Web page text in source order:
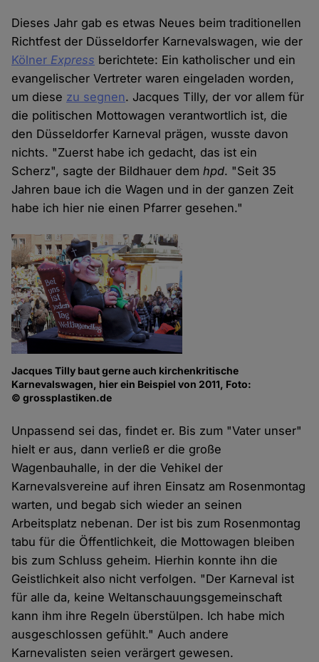
Dieses Jahr gab es etwas Neues beim traditionellen
Richtfest der Düsseldorfer Karnevalswagen, wie der
Kölner Express berichtete: Ein katholischer und ein
evangelischer Vertreter waren eingeladen worden,
um diese zu segnen. Jacques Tilly, der vor allem für
die politischen Mottowagen verantwortlich ist, die
den Düsseldorfer Karneval prägen, wusste davon
nichts. "Zuerst habe ich gedacht, das ist ein
Scherz", sagte der Bildhauer demhpd. "Seit 35
Jahren baue ich die Wagen und in der ganzen Zeit
habe ich hier nie einen Pfarrer gesehen."
Jacques Tilly baut gerne auch kirchenkritische
Karnevalswagen, hier ein Beispiel von 2011, Foto:
© grossplastiken.de
Unpassend sei das, findet er. Bis zum "Vater unser"
hielt er aus, dann verließ er die große
Wagenbauhalle, in der die Vehikel der
Karnevalsvereine auf ihren Einsatz am Rosenmontag
warten, und begab sich wieder an seinen
Arbeitsplatz nebenan. Der ist bis zum Rosenmontag
tabu für die Öffentlichkeit, die Mottowagen bleiben
bis zum Schluss geheim. Hierhin konnte ihn die
Geistlichkeit also nicht verfolgen. "Der Karneval ist
für alle da, keine Weltanschauungsgemeinschaft
kann ihm ihre Regeln überstülpen. Ich habe mich
ausgeschlossen gefühlt." Auch andere
Karnevalisten seien verärgert gewesen.